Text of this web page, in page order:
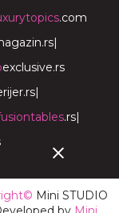
.com
|
exclusive.rs
|
.rs|
Mini STUDIO